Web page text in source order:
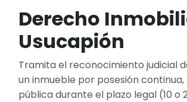
Derecho
Usucapión
Tramita el reconocimiento judicial
un inmueble por posesión
pública durante el plazo legal (10 o